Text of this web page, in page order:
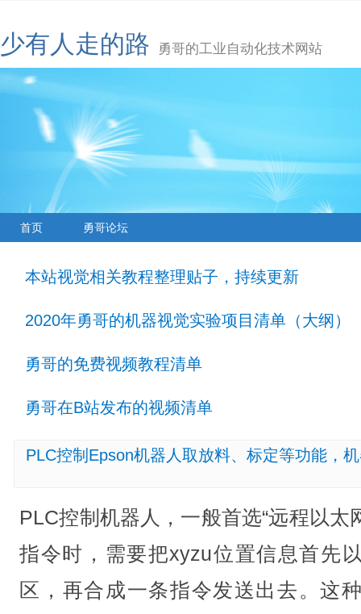
少有人走的路 勇哥的工业自动化技术网站
首页 勇哥论坛
本站视觉相关教程整理贴子，持续更新
2020年勇哥的机器视觉实验项目清单（大纲）
勇哥的免费视频教程清单
勇哥在B站发布的视频清单
PLC控制Epson机器人取放料、标定等功能，
PLC控制机器人，一般首选“远程以太
指令时，需要把xyzu位置信息首先
区，再合成一条指令发送出去。这